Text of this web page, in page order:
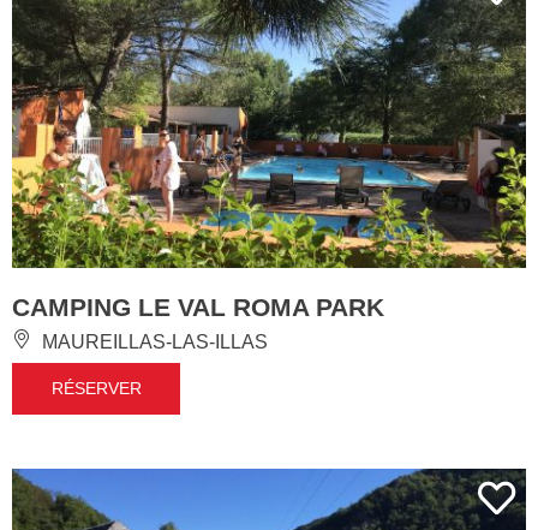
CAMPING LE VAL ROMA PARK
MAUREILLAS-LAS-ILLAS
RÉSERVER